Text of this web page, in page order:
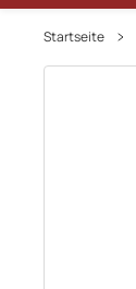
Startseite